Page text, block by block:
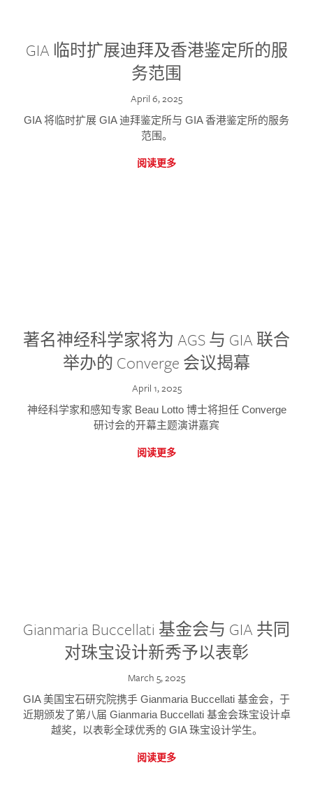
GIA 临时扩展迪拜及香港鉴定所的服
务范围
April 6, 2025
GIA 将临时扩展 GIA 迪拜鉴定所与 GIA 香港鉴定所的服务
范围。
阅读更多
著名神经科学家将为 AGS 与 GIA 联合
举办的 Converge 会议揭幕
April 1, 2025
神经科学家和感知专家 Beau Lotto 博士将担任 Converge
研讨会的开幕主题演讲嘉宾
阅读更多
Gianmaria Buccellati 基金会与 GIA 共同
对珠宝设计新秀予以表彰
March 5, 2025
GIA 美国宝石研究院携手 Gianmaria Buccellati 基金会，于
近期颁发了第八届 Gianmaria Buccellati 基金会珠宝设计卓
越奖，以表彰全球优秀的 GIA 珠宝设计学生。
阅读更多